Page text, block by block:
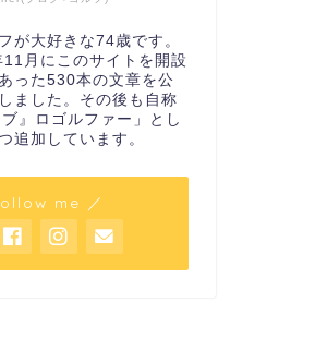
が大好きな74歳です。
月にこのサイトを開設
った530本の文章を公
ました。その後も自称
』ロゴルファー」とし
追加しています。
me ／